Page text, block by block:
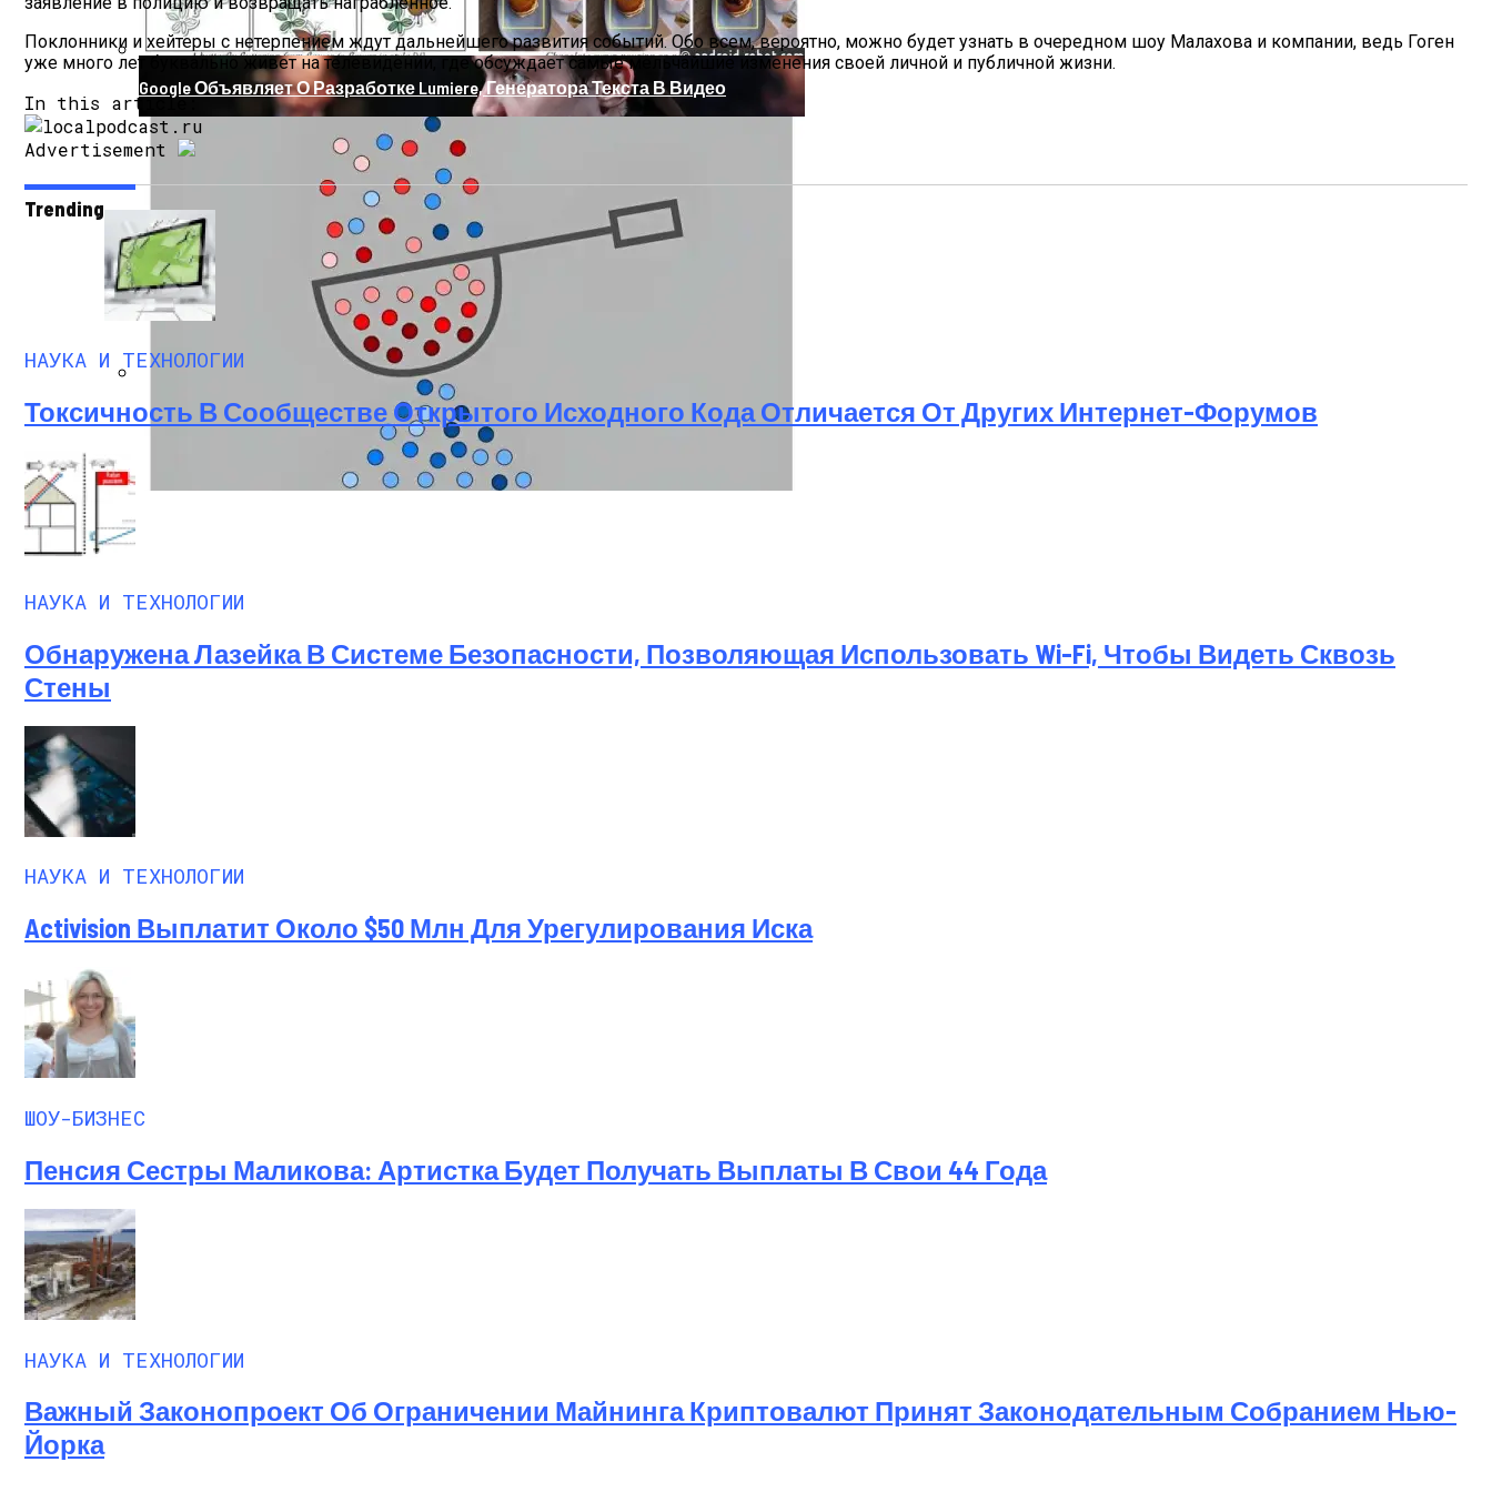
Как Состояние Сына Михаила Ефремова, Который Выпал Из Окна
Google Объявляет О Разработке Lumiere, Генератора Текста В Видео
Поклонники и хейтеры с нетерпением ждут дальнейшего развития событий. Обо всем, вероятно, можно будет узнать в очередном шоу Малахова и компании, ведь Гоген
уже много лет буквально живет на телевидении, где обсуждает самые мельчайшие изменения своей личной и публичной жизни.
In this article:
Advertisement
Trending
НАУКА И ТЕХНОЛОГИИ
Токсичность В Сообществе Открытого Исходного Кода Отличается От Других Интернет-Форумов
НАУКА И ТЕХНОЛОГИИ
Обнаружена Лазейка В Системе Безопасности, Позволяющая Использовать Wi-Fi, Чтобы Видеть Сквозь
Стены
НАУКА И ТЕХНОЛОГИИ
Activision Выплатит Около $50 Млн Для Урегулирования Иска
ШОУ-БИЗНЕС
Пенсия Сестры Маликова: Артистка Будет Получать Выплаты В Свои 44 Года
НАУКА И ТЕХНОЛОГИИ
Важный Законопроект Об Ограничении Майнинга Криптовалют Принят Законодательным Собранием Нью-
Йорка